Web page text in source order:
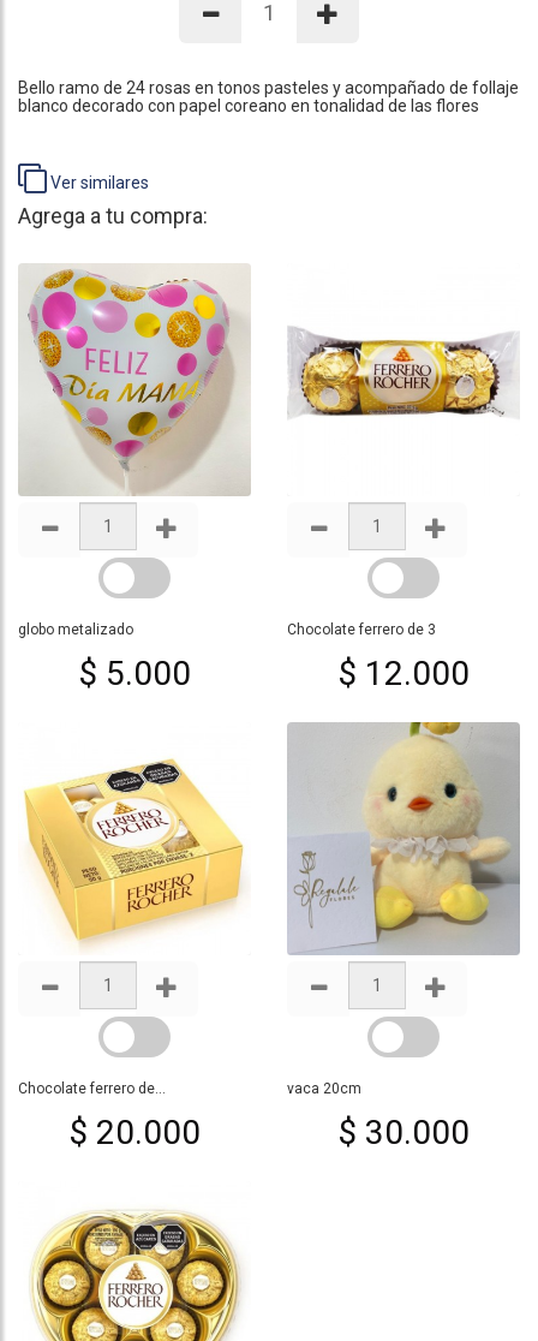
Bello ramo de 24 rosas en tonos pasteles y acompañado de follaje
blanco decorado con papel coreano en tonalidad de las flores
Ver similares
Agrega a tu compra:
globo metalizado
$ 5.000
Chocolate ferrero de 3
$ 12.000
Chocolate ferrero de...
$ 20.000
vaca 20cm
$ 30.000